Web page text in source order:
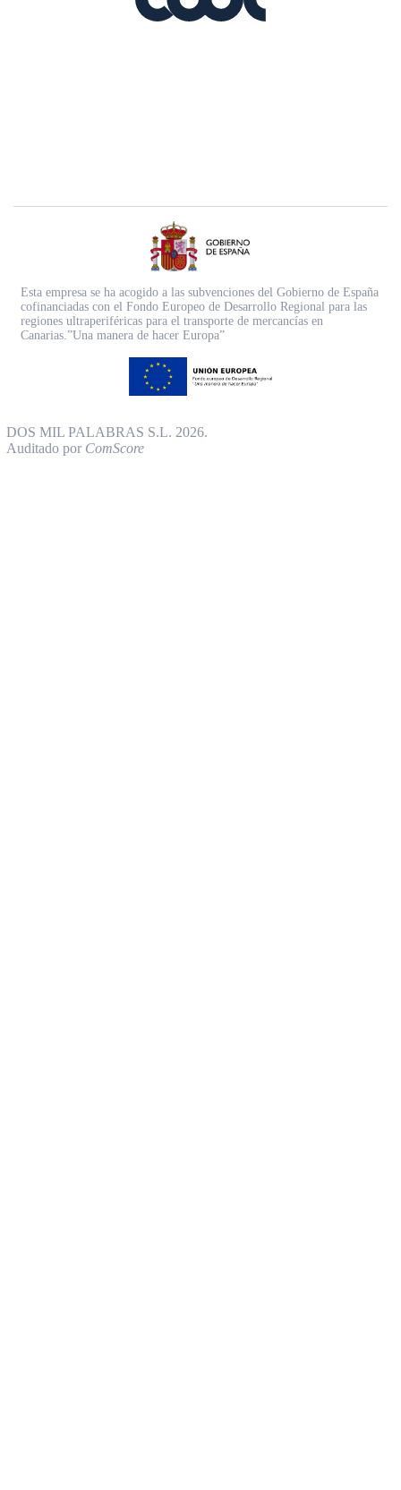
Esta empresa se ha acogido a las subvenciones del Gobierno de España
cofinanciadas con el Fondo Europeo de Desarrollo Regional para las
regiones ultraperiféricas para el transporte de mercancías en
Canarias.”Una manera de hacer Europa”
DOS MIL PALABRAS S.L. 2026.
Auditado por ComScore